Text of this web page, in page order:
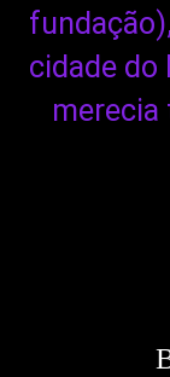
cidade do
merecia